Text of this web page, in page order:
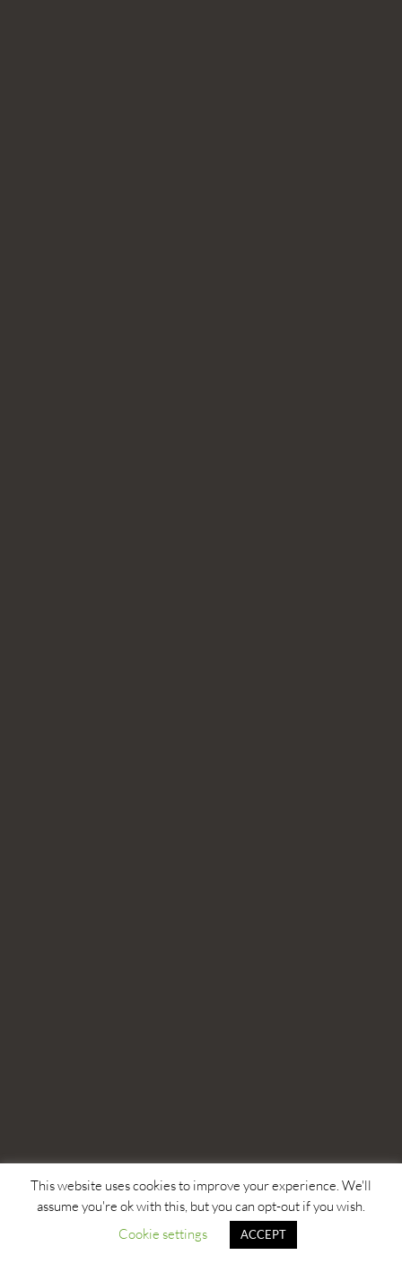
This website uses cookies to improve your experience. We'll
assume you're ok with this, but you can opt-out if you wish.
Cookie settings
ACCEPT